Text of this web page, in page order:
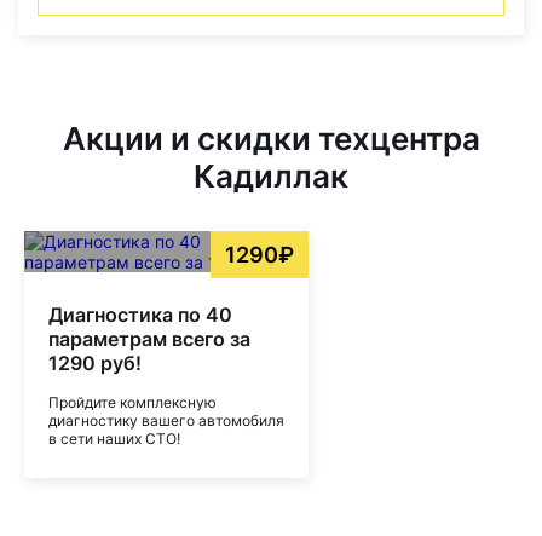
Акции и скидки техцентра
Кадиллак
1290₽
Диагностика по 40
параметрам всего за
1290 руб!
Пройдите комплексную
диагностику вашего автомобиля
в сети наших СТО!